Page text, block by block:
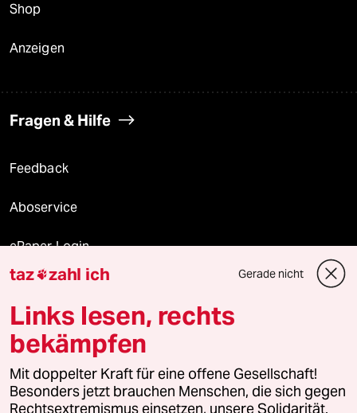
Shop
Anzeigen
Fragen & Hilfe
Feedback
Aboservice
ePaper Login
Downloads für Abonnierende
© 2026 taz Verlags und Vertriebs GmbH
Alle Rechte vorbehalten. Bei rechtlichen Fragen oder für Genehmigungen
wenden Sie sich bitte an
lizenzen@taz.de
taz zahl ich Gerade nicht
Links lesen, rechts
bekämpfen
Mit doppelter Kraft für eine offene Gesellschaft!
Besonders jetzt brauchen Menschen, die sich gegen
Rechtsextremismus einsetzen, unsere Solidarität.